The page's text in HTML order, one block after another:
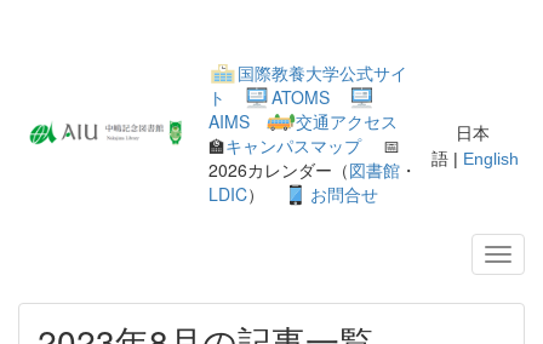
国際教養大学公式サイ
ト
ATOMS
AIMS
交通アクセス
🏫キャンパスマップ📅
2026カレンダー（図書館 ・
LDIC） お問合せ
日本
語 | English